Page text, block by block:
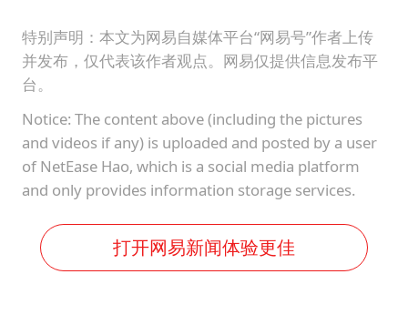
特别声明：本文为网易自媒体平台“网易号”作者上传
并发布，仅代表该作者观点。网易仅提供信息发布平
台。
Notice: The content above (including the pictures
and videos if any) is uploaded and posted by a user
of NetEase Hao, which is a social media platform
and only provides information storage services.
打开网易新闻体验更佳